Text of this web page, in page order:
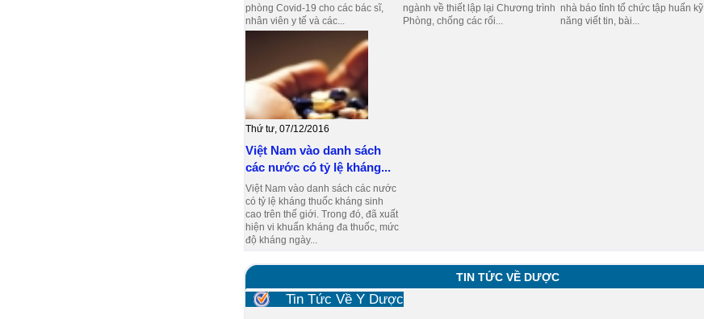
phòng Covid-19 cho các bác sĩ,
nhân viên y tế và các...
ngành về thiết lập lại Chương trình
Phòng, chống các rối...
nhà báo tỉnh tổ chức tập huấn kỹ
năng viết tin, bài...
Thứ tư, 07/12/2016
Việt Nam vào danh sách
các nước có tỷ lệ kháng...
Việt Nam vào danh sách các nước
có tỷ lệ kháng thuốc kháng sinh
cao trên thế giới. Trong đó, đã xuất
hiện vi khuẩn kháng đa thuốc, mức
độ kháng ngày...
TIN TỨC VỀ DƯỢC
Tin Tức Về Y Dược